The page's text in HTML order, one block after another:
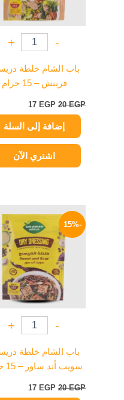
-
+
باب الشام خلطة
فرينش – 15 جرام
20EGP
17 EGP
إضافة إلى السلة
اشتري الآن
-15%
-
+
باب الشام خلطة
سويت أند ساور – 15 جرام
20EGP
الأصلي
هو:
20 EGP.
17 EGP
الحالي
هو:
17 EGP.